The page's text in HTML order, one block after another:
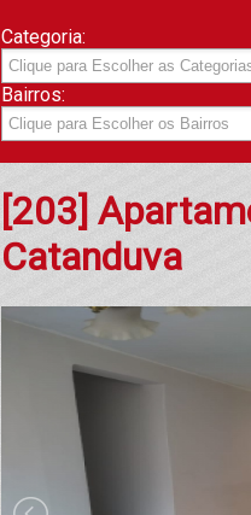
Categoria:
Bairros:
[203]
Catanduva